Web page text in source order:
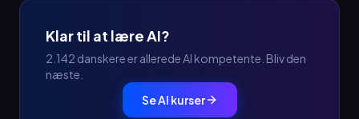
Klar til at lære AI?
2.142 danskere er allerede AI kompetente. Bliv den
næste.
Se AI kurser